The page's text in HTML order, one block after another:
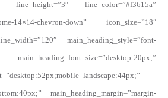
line_height=”3″ line_color=”#f3615a”
14×14-chevron-down” icon_size=”18″
main_heading_style=”font-
main_heading_margin=”margin-